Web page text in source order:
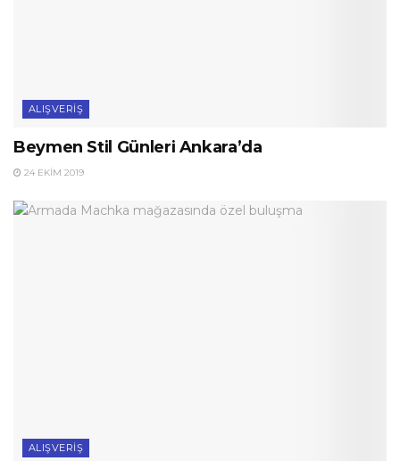
ALIŞVERIŞ
Beymen Stil Günleri Ankara’da
24 EKIM 2019
ALIŞVERIŞ